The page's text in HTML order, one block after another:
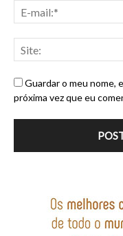
Guardar o meu nome,
próxima vez que eu